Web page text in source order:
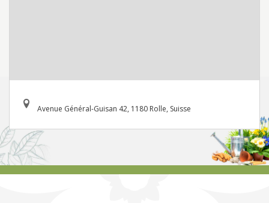
Avenue Général-Guisan 42, 1180 Rolle, Suisse